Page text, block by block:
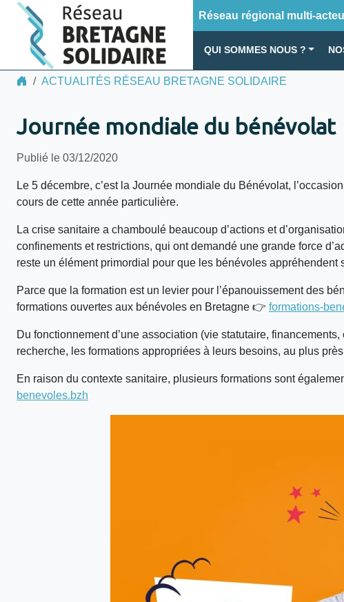
Réseau régional multi-
QUI SOMMES NOUS ?
ACTUALITÉS RÉSEAU BRETAGNE SOLIDAIRE
Journée mondiale du bénévolat
Publié le 03/12/2020
Le 5 décembre, c’est la Journée mondiale du Bénévolat,
cours de cette année particulière.
La crise sanitaire a chamboulé beaucoup d’actions et
confinements et restrictions, qui ont demandé une grande force
reste un élément primordial pour que les bénévoles appréhendent
Parce que la formation est un levier pour l’épanouissement des
formations ouvertes aux bénévoles en Bretagne 👉 formations-
Du fonctionnement d’une association (vie statutaire,
recherche, les formations appropriées à leurs besoins, au plus
En raison du contexte sanitaire, plusieurs formations sont
benevoles.bzh